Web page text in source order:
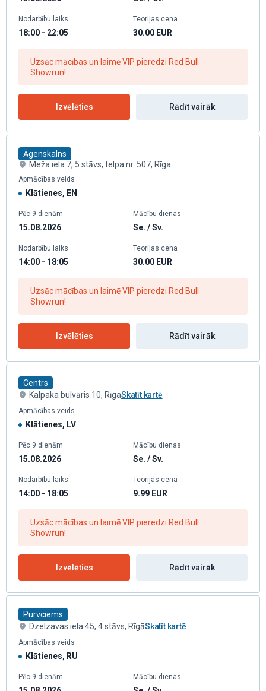
Nodarbību laiks
18:00 - 22:05
Teorijas cena
30.00 EUR
Uzsāc mācības un laimē VIP pieredzi Red Bull
Showrun!
Izvēlēties Rādīt vairāk
Āgenskalns
Meža iela 7, 5.stāvs, telpa nr. 507, Rīga
Apmācības veids
Klātienes, EN
Pēc 9 dienām
15.08.2026
Mācību dienas
Se. / Sv.
Nodarbību laiks
14:00 - 18:05
Teorijas cena
30.00 EUR
Uzsāc mācības un laimē VIP pieredzi Red Bull
Showrun!
Izvēlēties Rādīt vairāk
Centrs
Kalpaka bulvāris 10, RīgaSkatīt kartē
Apmācības veids
Klātienes, LV
Pēc 9 dienām
15.08.2026
Mācību dienas
Se. / Sv.
Nodarbību laiks
14:00 - 18:05
Teorijas cena
9.99 EUR
Uzsāc mācības un laimē VIP pieredzi Red Bull
Showrun!
Izvēlēties Rādīt vairāk
Purvciems
Dzelzavas iela 45, 4.stāvs, RīgāSkatīt kartē
Apmācības veids
Klātienes, RU
Pēc 9 dienām Mācību dienas